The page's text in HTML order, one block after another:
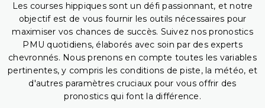
Les courses hippiques sont un défi passionnant, et notre
objectif est de vous fournir les outils nécessaires pour
maximiser vos chances de succès. Suivez nos pronostics
PMU quotidiens, élaborés avec soin par des experts
chevronnés. Nous prenons en compte toutes les variables
pertinentes, y compris les conditions de piste, la météo, et
d'autres paramètres cruciaux pour vous offrir des
pronostics qui font la différence.